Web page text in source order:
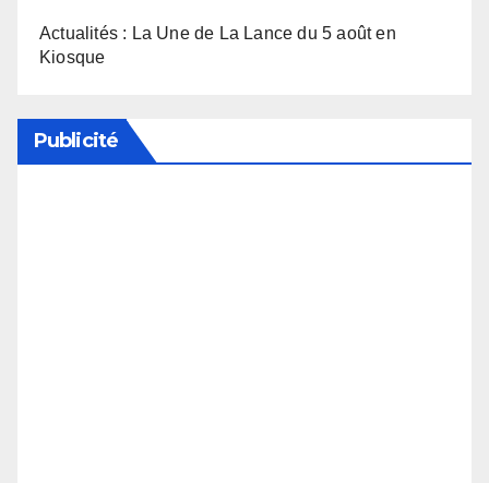
Actualités : La Une de La Lance du 5 août en
Kiosque
Publicité